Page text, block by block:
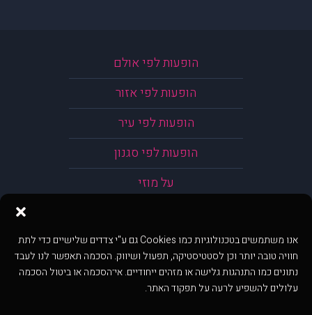
אנו משתמשים בטכנולוגיות כמו Cookies גם ע"י צדדים שלישיים כדי לתת
חוויה טובה יותר וכן לסטטיסטיקה, תפעול ושיווק. הסכמה תאפשר לנו לעבד
נתונים כמו התנהגות גלישה או מזהים ייחודיים. אי־הסכמה או ביטול הסכמה
עלולים להשפיע לרעה על תפקוד האתר.
הופעות לפי אולם
הופעות לפי אזור
הופעות לפי עיר
הופעות לפי סגנון
על מוזי